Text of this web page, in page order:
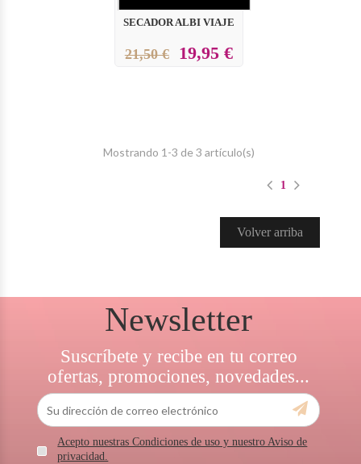
SECADOR ALBI VIAJE
21,50 € 19,95 €
Mostrando 1-3 de 3 artículo(s)
1
Volver arriba
Newsletter
Suscríbete y recibe en tu correo
ofertas, promociones, novedades...
Acepto nuestras Condiciones de uso y nuestro Aviso de
privacidad.